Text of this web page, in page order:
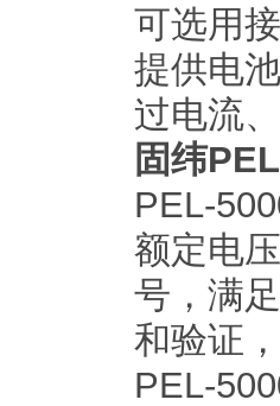
可选用
提供电
过电流
固纬
PEL-
额定电
号，满
和验证
PEL-